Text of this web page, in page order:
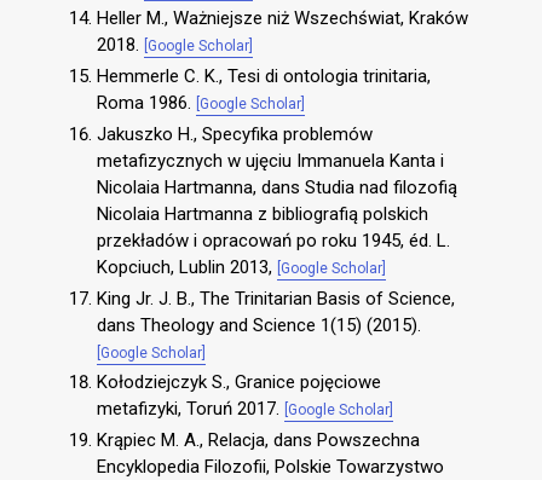
Heller M., Ważniejsze niż Wszechświat, Kraków
2018.
[Google Scholar]
Hemmerle C. K., Tesi di ontologia trinitaria,
Roma 1986.
[Google Scholar]
Jakuszko H., Specyfika problemów
metafizycznych w ujęciu Immanuela Kanta i
Nicolaia Hartmanna, dans Studia nad filozofią
Nicolaia Hartmanna z bibliografią polskich
przekładów i opracowań po roku 1945, éd. L.
Kopciuch, Lublin 2013, [Google Scholar]
King Jr. J. B., The Trinitarian Basis of Science,
dans Theology and Science 1(15) (2015).
[Google Scholar]
Kołodziejczyk S., Granice pojęciowe
metafizyki, Toruń 2017.
[Google Scholar]
Krąpiec M. A., Relacja, dans Powszechna
Encyklopedia Filozofii, Polskie Towarzystwo